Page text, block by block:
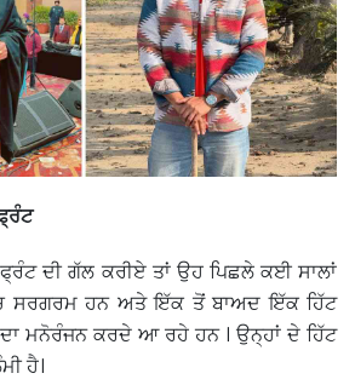
ਦੀ ਗੱਲ ਕਰੀਏ ਤਾਂ ਉਹ ਪਿਛਲੇ ਕਈ ਸਾਲਾਂ
ਸਰਗਰਮ ਹਨ ਅਤੇ ਇੱਕ ਤੋਂ ਬਾਅਦ ਇੱਕ ਹਿੱਟ
ਮਨੋਰੰਜਨ ਕਰਦੇ ਆ ਰਹੇ ਹਨ । ਉਨ੍ਹਾਂ ਦੇ ਹਿੱਟ
ਹੈ।